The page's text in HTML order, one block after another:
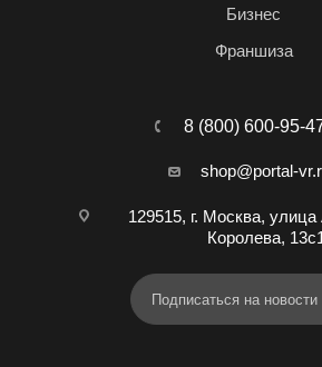
Бизнес
Франшиза
8 (800) 600-95-
shop@portal-
129515, г. Москва,
Королева,
Подписаться на новости